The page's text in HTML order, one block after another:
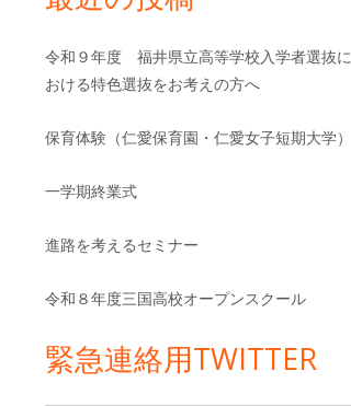
ー
令和９年度 福井県立高等学校入学者選抜に
おける特色選抜をお考えの方へ
保育体験（仁愛保育園・仁愛女子短期大学）
一学期終業式
進路を考えるセミナー
令和８年度三国高校オープンスクール
緊急連絡用TWITTER